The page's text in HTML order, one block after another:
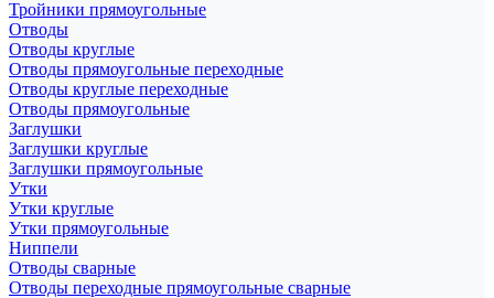
Тройники прямоугольные
Отводы
Отводы круглые
Отводы прямоугольные переходные
Отводы круглые переходные
Отводы прямоугольные
Заглушки
Заглушки круглые
Заглушки прямоугольные
Утки
Утки круглые
Утки прямоугольные
Ниппели
Отводы сварные
Отводы переходные прямоугольные сварные